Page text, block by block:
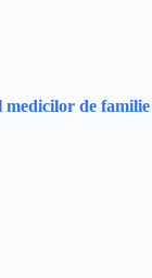
medicilor de familie